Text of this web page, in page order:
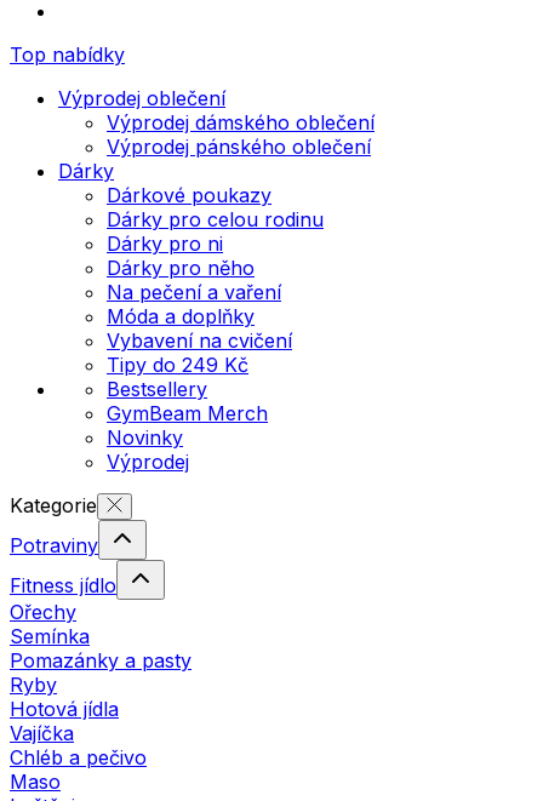
Top nabídky
Výprodej oblečení
Výprodej dámského oblečení
Výprodej pánského oblečení
Dárky
Dárkové poukazy
Dárky pro celou rodinu
Dárky pro ni
Dárky pro něho
Na pečení a vaření
Móda a doplňky
Vybavení na cvičení
Tipy do 249 Kč
Bestsellery
GymBeam Merch
Novinky
Výprodej
Kategorie
Potraviny
Fitness jídlo
Ořechy
Semínka
Pomazánky a pasty
Ryby
Hotová jídla
Vajíčka
Chléb a pečivo
Maso